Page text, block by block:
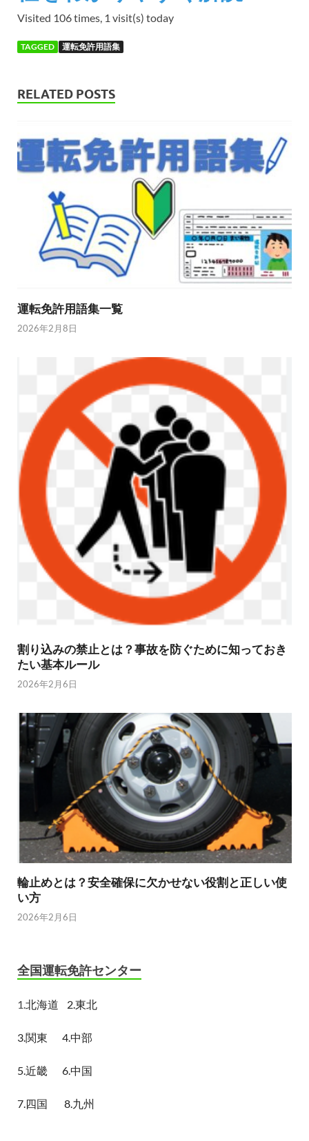
Visited 106 times, 1 visit(s) today
TAGGED 運転免許用語集
RELATED POSTS
運転免許用語集一覧
2026年2月8日
割り込みの禁止とは？事故を防ぐために知っておき
たい基本ルール
2026年2月6日
輪止めとは？安全確保に欠かせない役割と正しい使
い方
2026年2月6日
全国運転免許センター
1.北海道 2.東北
3.関東 4.中部
5.近畿 6.中国
7.四国 8.九州